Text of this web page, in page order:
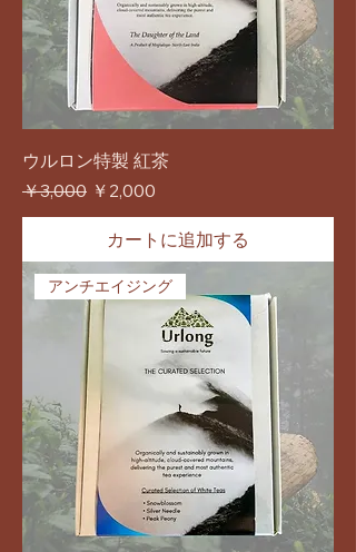
ウルロン特製 紅茶
通常価格
￥3,000 セール価格
￥2,000
カートに追加する
アンチエイジング